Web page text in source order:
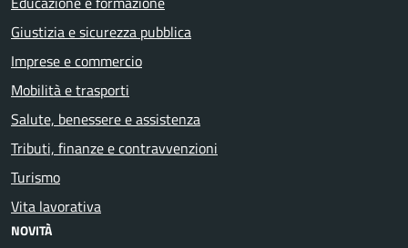
Giustizia e sicurezza pubblica
Imprese e commercio
Mobilità e trasporti
Salute, benessere e assistenza
Tributi, finanze e contravvenzioni
Turismo
Vita lavorativa
NOVITÀ